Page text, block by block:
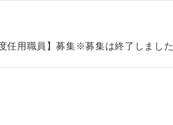
任用職員】募集※募集は終了しました